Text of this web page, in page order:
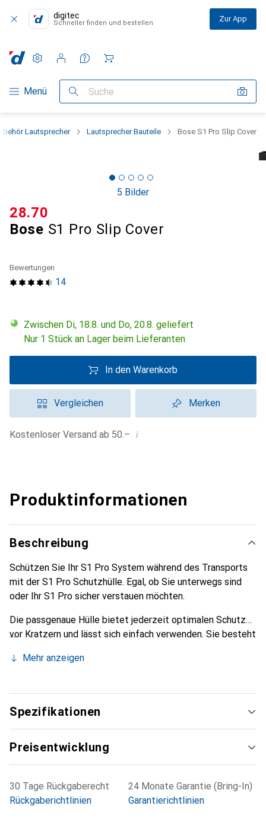
digitec
Schneller finden und bestellen Zur App
Navigation nach Kategorien
Menü Suche
Einstellungen
Kundenkonto
Vergleichslisten
Merklisten
Warenkorb
Lautsprecher Lautsprecher Bauteile Bose S1 Pro Slip Cover
5 Bilder
Bose S1 Pro Slip Cover
CHF
28.70
14
Bewertungen
Zwischen Di, 18.8. und Do, 20.8. geliefert
Nur 1 Stück an Lager beim Lieferanten
In den Warenkorb
Vergleichen Merken
Kostenloser Versand ab 50.– i
Produktinformationen
Beschreibung
Schützen Sie Ihr S1 Pro System während des Transports
mit der S1 Pro Schutzhülle. Egal, ob Sie unterwegs sind
oder Ihr S1 Pro sicher verstauen möchten.
Die passgenaue Hülle bietet jederzeit optimalen Schutz
vor Kratzern und lässt sich einfach verwenden. Sie besteht
Vorderseite. An der Oberseite verfügt sie ausserdem über
bequemen Transport des Systems nutzen können.
Mehr anzeigen
Spezifikationen
Preisentwicklung
30 Tage Rückgaberecht
Rückgaberichtlinien
24 Monate Garantie (Bring-In)
Garantierichtlinien